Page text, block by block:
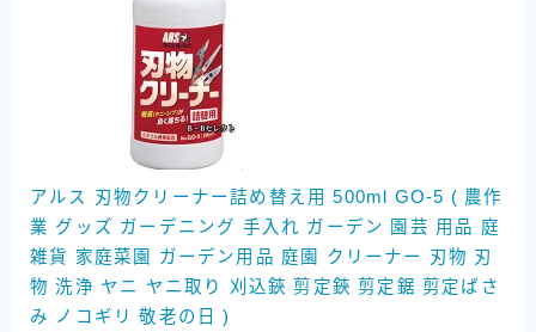
アルス 刃物クリーナー詰め替え用 500ml GO-5 ( 農作
業 グッズ ガーデニング 手入れ ガーデン 園芸 用品 庭
雑貨 家庭菜園 ガーデン用品 庭園 クリーナー 刃物 刃
物 洗浄 ヤニ ヤニ取り 刈込鋏 剪定鋏 剪定鋸 剪定ばさ
み ノコギリ 敬老の日 )